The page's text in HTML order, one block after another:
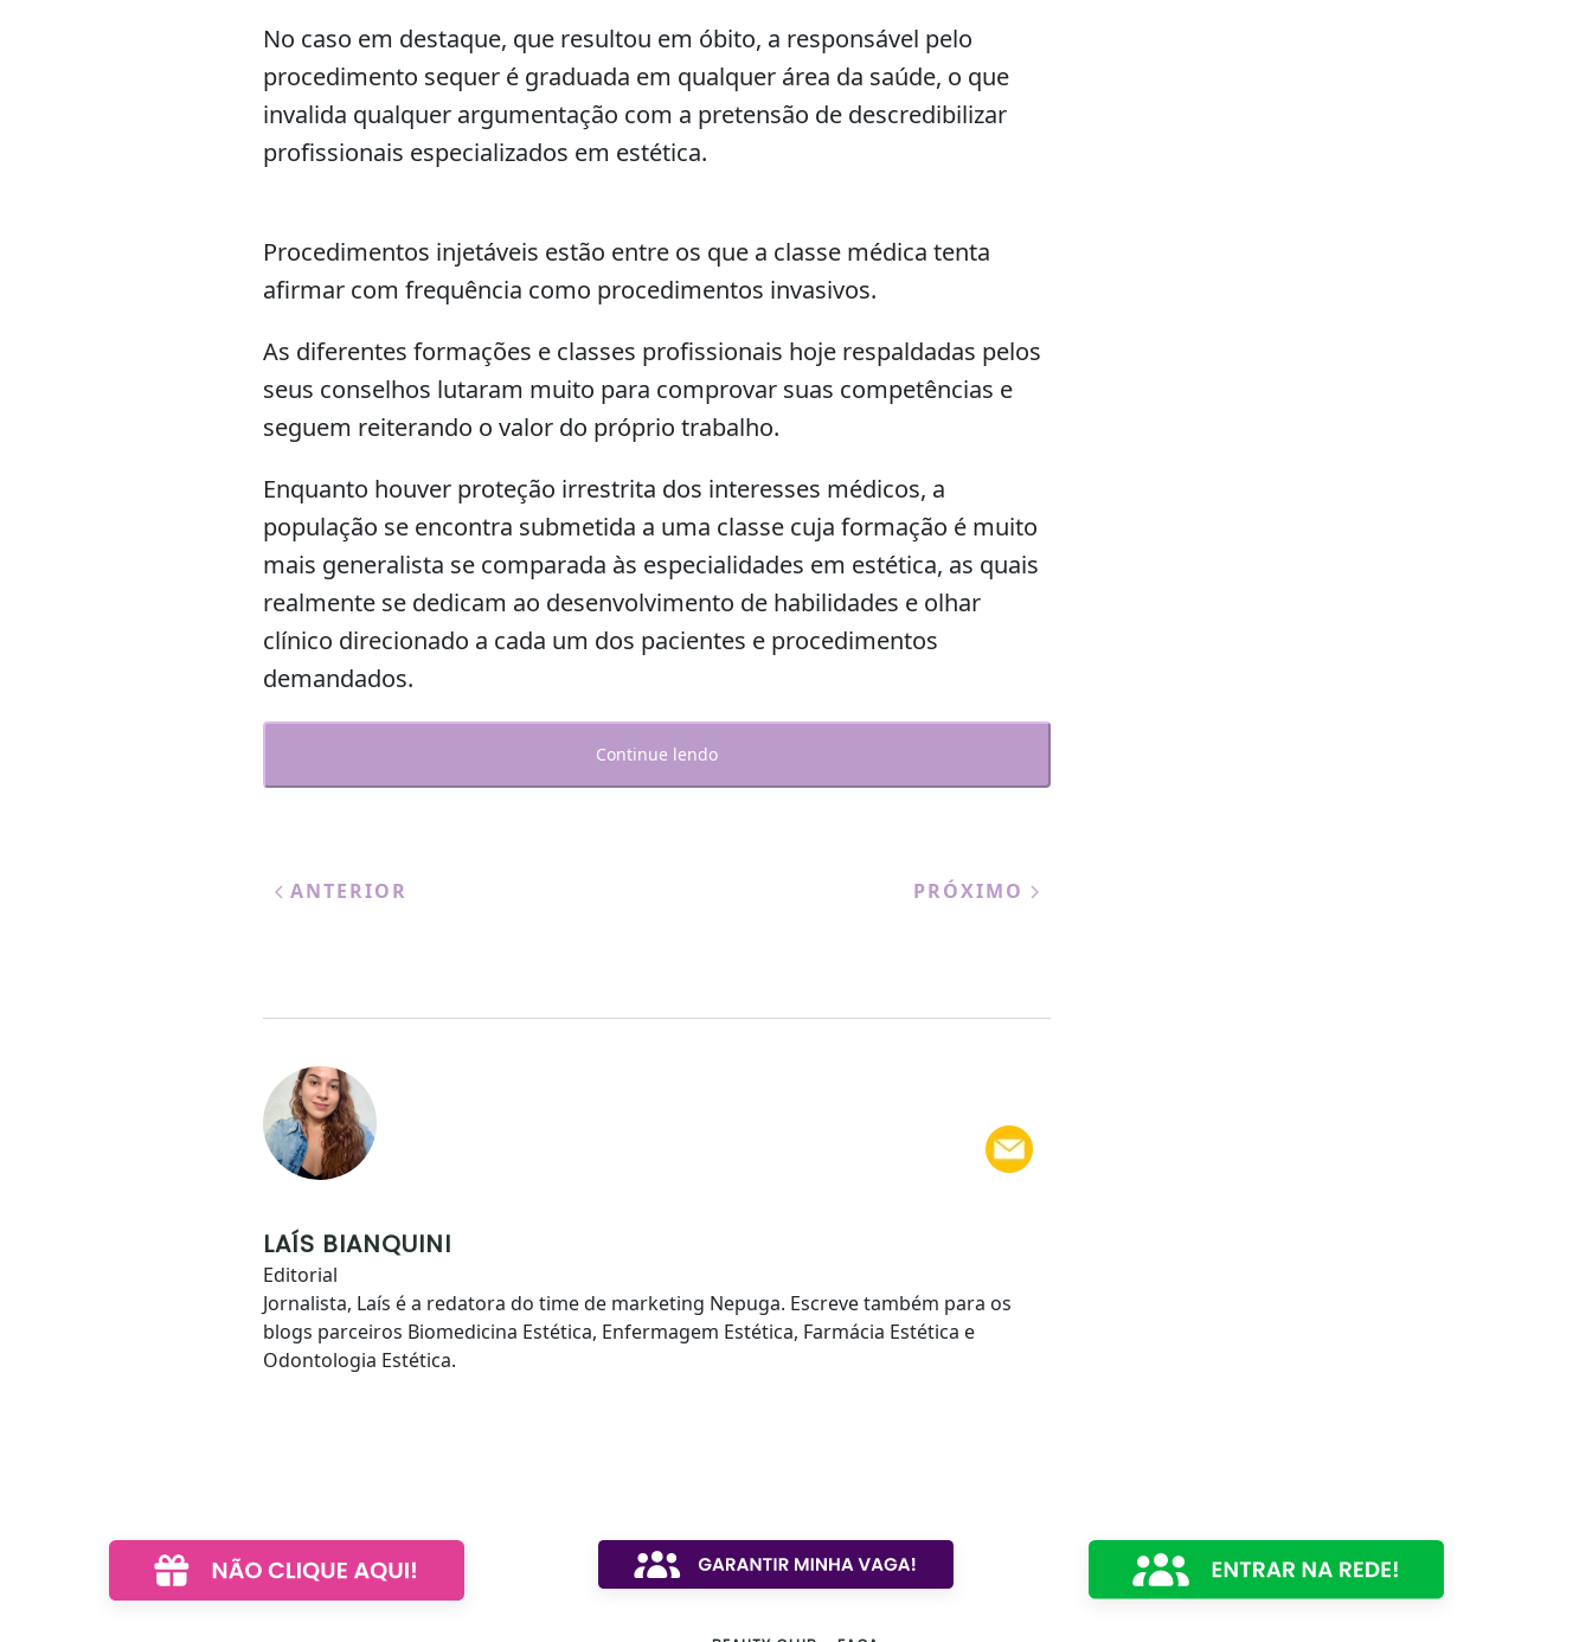
No caso em destaque, que resultou em óbito, a responsável pelo
procedimento sequer é graduada em qualquer área da saúde, o que
invalida qualquer argumentação com a pretensão de descredibilizar
profissionais especializados em estética.
Procedimentos injetáveis estão entre os que a classe médica tenta
afirmar com frequência como procedimentos invasivos.
As diferentes formações e classes profissionais hoje respaldadas pelos
seus conselhos lutaram muito para comprovar suas competências e
seguem reiterando o valor do próprio trabalho.
Enquanto houver proteção irrestrita dos interesses médicos, a
população se encontra submetida a uma classe cuja formação é muito
mais generalista se comparada às especialidades em estética, as quais
realmente se dedicam ao desenvolvimento de habilidades e olhar
clínico direcionado a cada um dos pacientes e procedimentos
demandados.
Continue lendo
ANTERIOR PRÓXIMO
LAÍS BIANQUINI
Editorial
Jornalista, Laís é a redatora do time de marketing Nepuga. Escreve também para os
blogs parceiros Biomedicina Estética, Enfermagem Estética, Farmácia Estética e
Odontologia Estética.